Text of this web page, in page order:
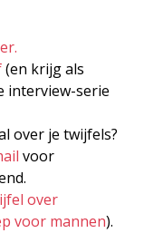
(en krijg als
interview-serie
over je twijfels?
voor
over
voor mannen).